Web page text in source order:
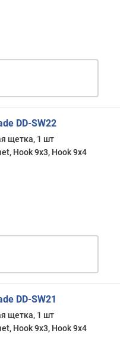
DD-SW22
щетка, 1 шт
Hook 9x3, Hook 9x4
DD-SW21
щетка, 1 шт
Hook 9x3, Hook 9x4